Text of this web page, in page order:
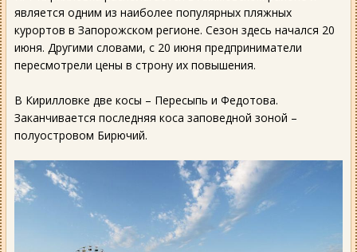
является одним из наиболее популярных пляжных
курортов в Запорожском регионе. Сезон здесь начался 20
июня. Другими словами, с 20 июня предприниматели
пересмотрели цены в строну их повышения.
В Кирилловке две косы – Пересыпь и Федотова.
Заканчивается последняя коса заповедной зоной –
полуостровом Бирючий.